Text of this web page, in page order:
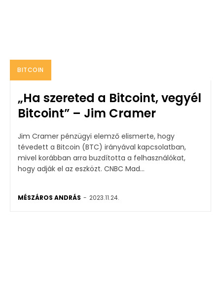
BITCOIN
„Ha szereted a Bitcoint, vegyél
Bitcoint” – Jim Cramer
Jim Cramer pénzügyi elemző elismerte, hogy
tévedett a Bitcoin (BTC) irányával kapcsolatban,
mivel korábban arra buzdította a felhasználókat,
hogy adják el az eszközt. CNBC Mad...
MÉSZÁROS ANDRÁS - 2023.11.24.